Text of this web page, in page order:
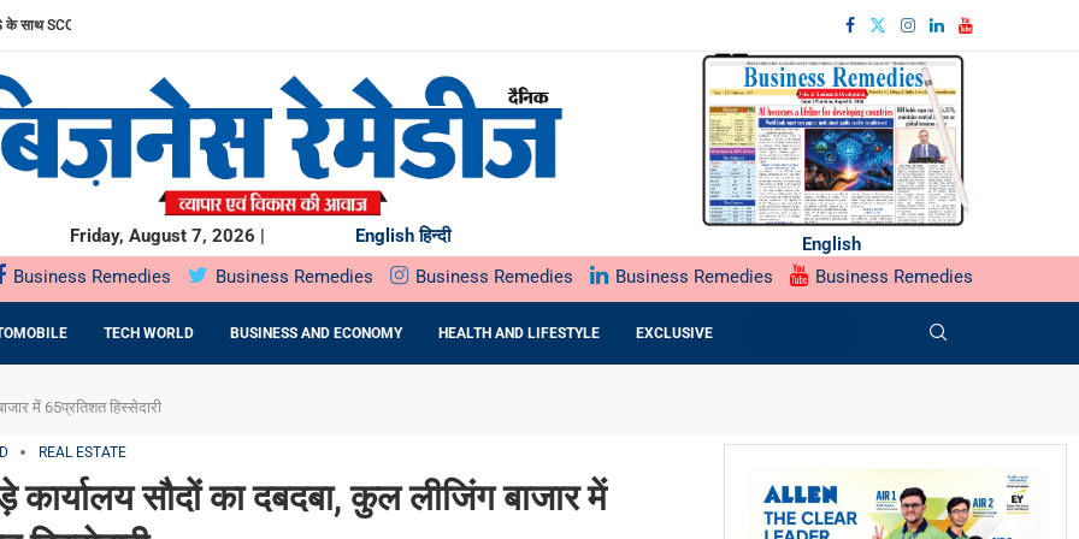
साथ SCORPIO-N के अनुभव को और बेहतर बनाया
पब्लिक ऑफरिंग (IPO) सोमवार, 10 अगस्त, 2026 को खुलेगा
सार्वजनिक निर्गम सोमवार,...
MR. RAKSHIT SINGHAL ON...
सरकार के साथ...
PLAZA में...
प्रतिष्ठित राज्य...
ने...
Friday, August 7, 2026 | English हिन्दी
English
Business Remedies Business Remedies Business Remedies Business Remedies Business Remedies
TECH WORLD BUSINESS AND ECONOMY HEALTH AND LIFESTYLE EXCLUSIVE
में 65प्रतिशत हिस्सेदारी
REAL ESTATE
कार्यालय सौदों का दबदबा, कुल लीजिंग बाजार में